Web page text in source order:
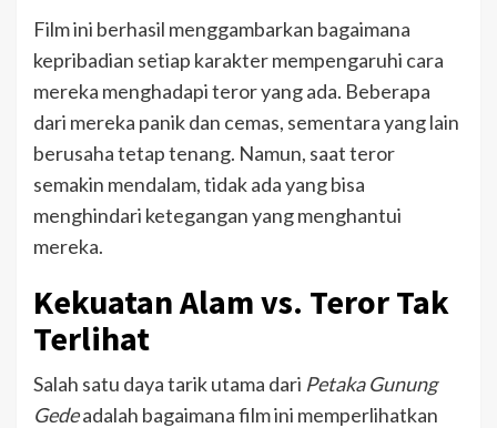
Film ini berhasil menggambarkan bagaimana
kepribadian setiap karakter mempengaruhi cara
mereka menghadapi teror yang ada. Beberapa
dari mereka panik dan cemas, sementara yang lain
berusaha tetap tenang. Namun, saat teror
semakin mendalam, tidak ada yang bisa
menghindari ketegangan yang menghantui
mereka.
Kekuatan Alam vs. Teror Tak
Terlihat
Salah satu daya tarik utama dari Petaka Gunung
Gedeadalah bagaimana film ini memperlihatkan